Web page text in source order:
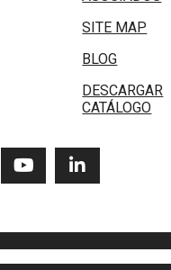
SITE MAP
BLOG
DESCARGAR
CATÁLOGO